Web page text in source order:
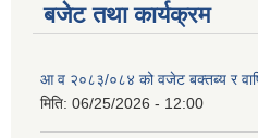
बजेट तथा कार्यक्रम
आ व २०८३/०८४ को वजेट बक्तब्य र
मिति: 06/25/2026 - 12:00